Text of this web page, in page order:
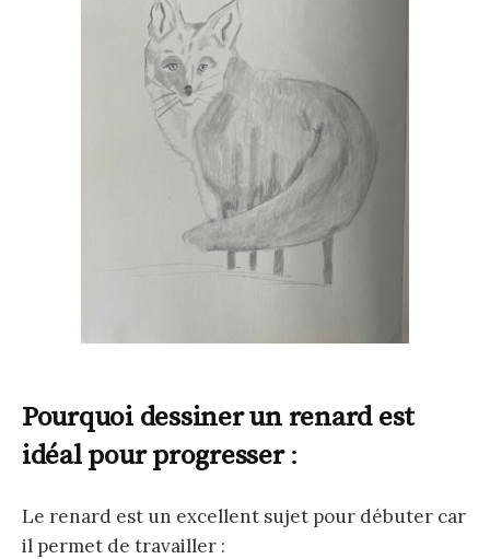
Pourquoi dessiner un renard est
idéal pour progresser:
Le renard est un excellent sujet pour débuter car
il permet de travailler :